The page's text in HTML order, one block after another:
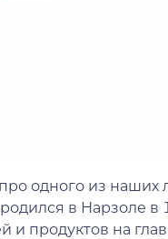
одного из
в Нарзоле
и продуктов на